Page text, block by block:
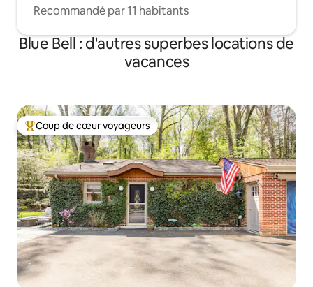
Recommandé par 11 habitants
Blue Bell : d'autres superbes locations de
vacances
Coups de cœur voyageurs les plus appréciés
Coup de cœur voyageurs